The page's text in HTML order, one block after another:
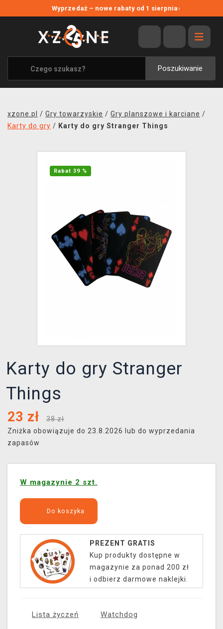
Wyprzedaż – nowe rabaty od 1 sierpnia›
Poszukiwanie
WYPRZEDAŻ
WSZYSTKIE MARKI
XZONE ORIGINALS
UBRANIA I AKCESORIA
SOUNDTRACKI
XZONE KLUB
xzone.pl / Gry towarzyskie / Gry planszowe i karciane /
Karty do gry / Karty do gry Stranger Things
Rabat 39 %
Karty do gry Stranger
Things
23 zł
38 zł
Zniżka obowiązuje do 23.8.2026 lub do wyprzedania
zapasów
W magazynie 2 szt.
Do koszyka
PREZENT GRATIS
Kup produkty dostępne w
magazynie za ponad 200 zł
i odbierz darmowe naklejki.
Lista życzeń Watchdog